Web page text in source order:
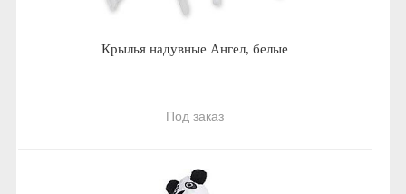
Крылья надувные Ангел, белые
Под заказ